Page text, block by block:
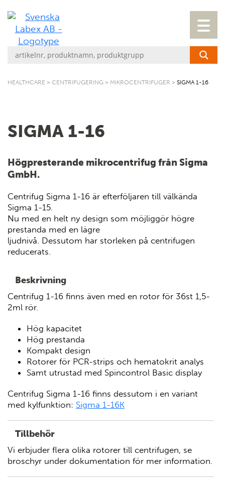
HEALTHCARE > CENTRIFUGERING > MIKROCENTRIFUGER > SIGMA 1-16
SIGMA 1-16
Högpresterande mikrocentrifug från Sigma
GmbH.
Centrifug Sigma 1-16 är efterföljaren till välkända
Sigma 1-15.
Nu med en helt ny design som möjliggör högre
prestanda med en lägre
ljudnivå. Dessutom har storleken på centrifugen
reducerats.
Beskrivning
Centrifug 1-16 finns även med en rotor för 36st 1,5-
2ml rör.
Hög kapacitet
Hög prestanda
Kompakt design
Rotorer för PCR-strips och hematokrit analys
Samt utrustad med Spincontrol Basic display
Centrifug Sigma 1-16 finns dessutom i en variant
med kylfunktion: Sigma 1-16K
Tillbehör
Vi erbjuder flera olika rotorer till centrifugen, se
broschyr under dokumentation för mer information.